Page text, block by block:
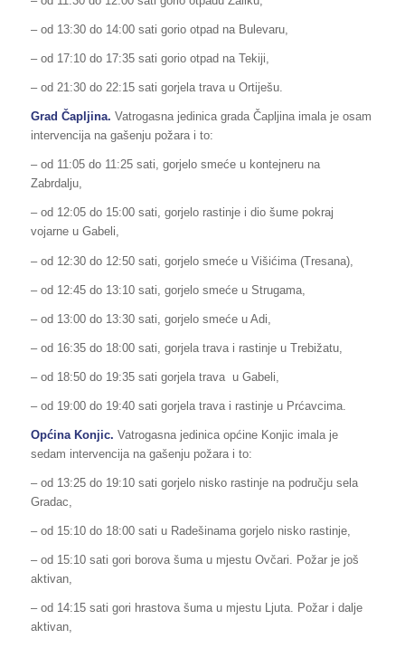
– od 13:30 do 14:00 sati gorio otpad na Bulevaru,
– od 17:10 do 17:35 sati gorio otpad na Tekiji,
– od 21:30 do 22:15 sati gorjela trava u Ortiješu.
Grad Čapljina. Vatrogasna jedinica grada Čapljina imala je osam
intervencija na gašenju požara i to:
– od 11:05 do 11:25 sati, gorjelo smeće u kontejneru na
Zabrdalju,
– od 12:05 do 15:00 sati, gorjelo rastinje i dio šume pokraj
vojarne u Gabeli,
– od 12:30 do 12:50 sati, gorjelo smeće u Višićima (Tresana),
– od 12:45 do 13:10 sati, gorjelo smeće u Strugama,
– od 13:00 do 13:30 sati, gorjelo smeće u Adi,
– od 16:35 do 18:00 sati, gorjela trava i rastinje u Trebižatu,
– od 18:50 do 19:35 sati gorjela trava u Gabeli,
– od 19:00 do 19:40 sati gorjela trava i rastinje u Prćavcima.
Općina Konjic. Vatrogasna jedinica općine Konjic imala je
sedam intervencija na gašenju požara i to:
– od 13:25 do 19:10 sati gorjelo nisko rastinje na području sela
Gradac,
– od 15:10 do 18:00 sati u Radešinama gorjelo nisko rastinje,
– od 15:10 sati gori borova šuma u mjestu Ovčari. Požar je još
aktivan,
– od 14:15 sati gori hrastova šuma u mjestu Ljuta. Požar i dalje
aktivan,